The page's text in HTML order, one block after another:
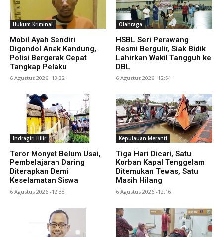
Hukum Kriminal
Mobil Ayah Sendiri
Digondol Anak Kandung,
Polisi Bergerak Cepat
Tangkap Pelaku
6 Agustus 2026 -13:32
Olahraga
HSBL Seri Perawang
Resmi Bergulir, Siak Bidik
Lahirkan Wakil Tangguh ke
DBL
6 Agustus 2026 -12:54
Indragiri Hilir
Teror Monyet Belum Usai,
Pembelajaran Daring
Diterapkan Demi
Keselamatan Siswa
6 Agustus 2026 -12:38
Kepulauan Meranti
Tiga Hari Dicari, Satu
Korban Kapal Tenggelam
Ditemukan Tewas, Satu
Masih Hilang
6 Agustus 2026 -12:16